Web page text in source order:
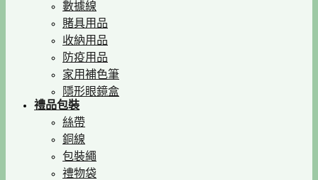
數據線
賭具用品
收納用品
防疫用品
家用補色筆
隱形眼鏡盒
禮品包裝
絲帶
銅線
包裝繩
禮物袋